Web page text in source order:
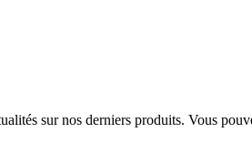
sur nos derniers produits. Vous